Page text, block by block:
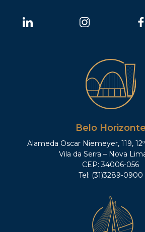
Belo Horizonte
Alameda Oscar Niemeyer, 119,
Vila da Serra – Nova
CEP: 34006-056
Tel: (31)3289-0900